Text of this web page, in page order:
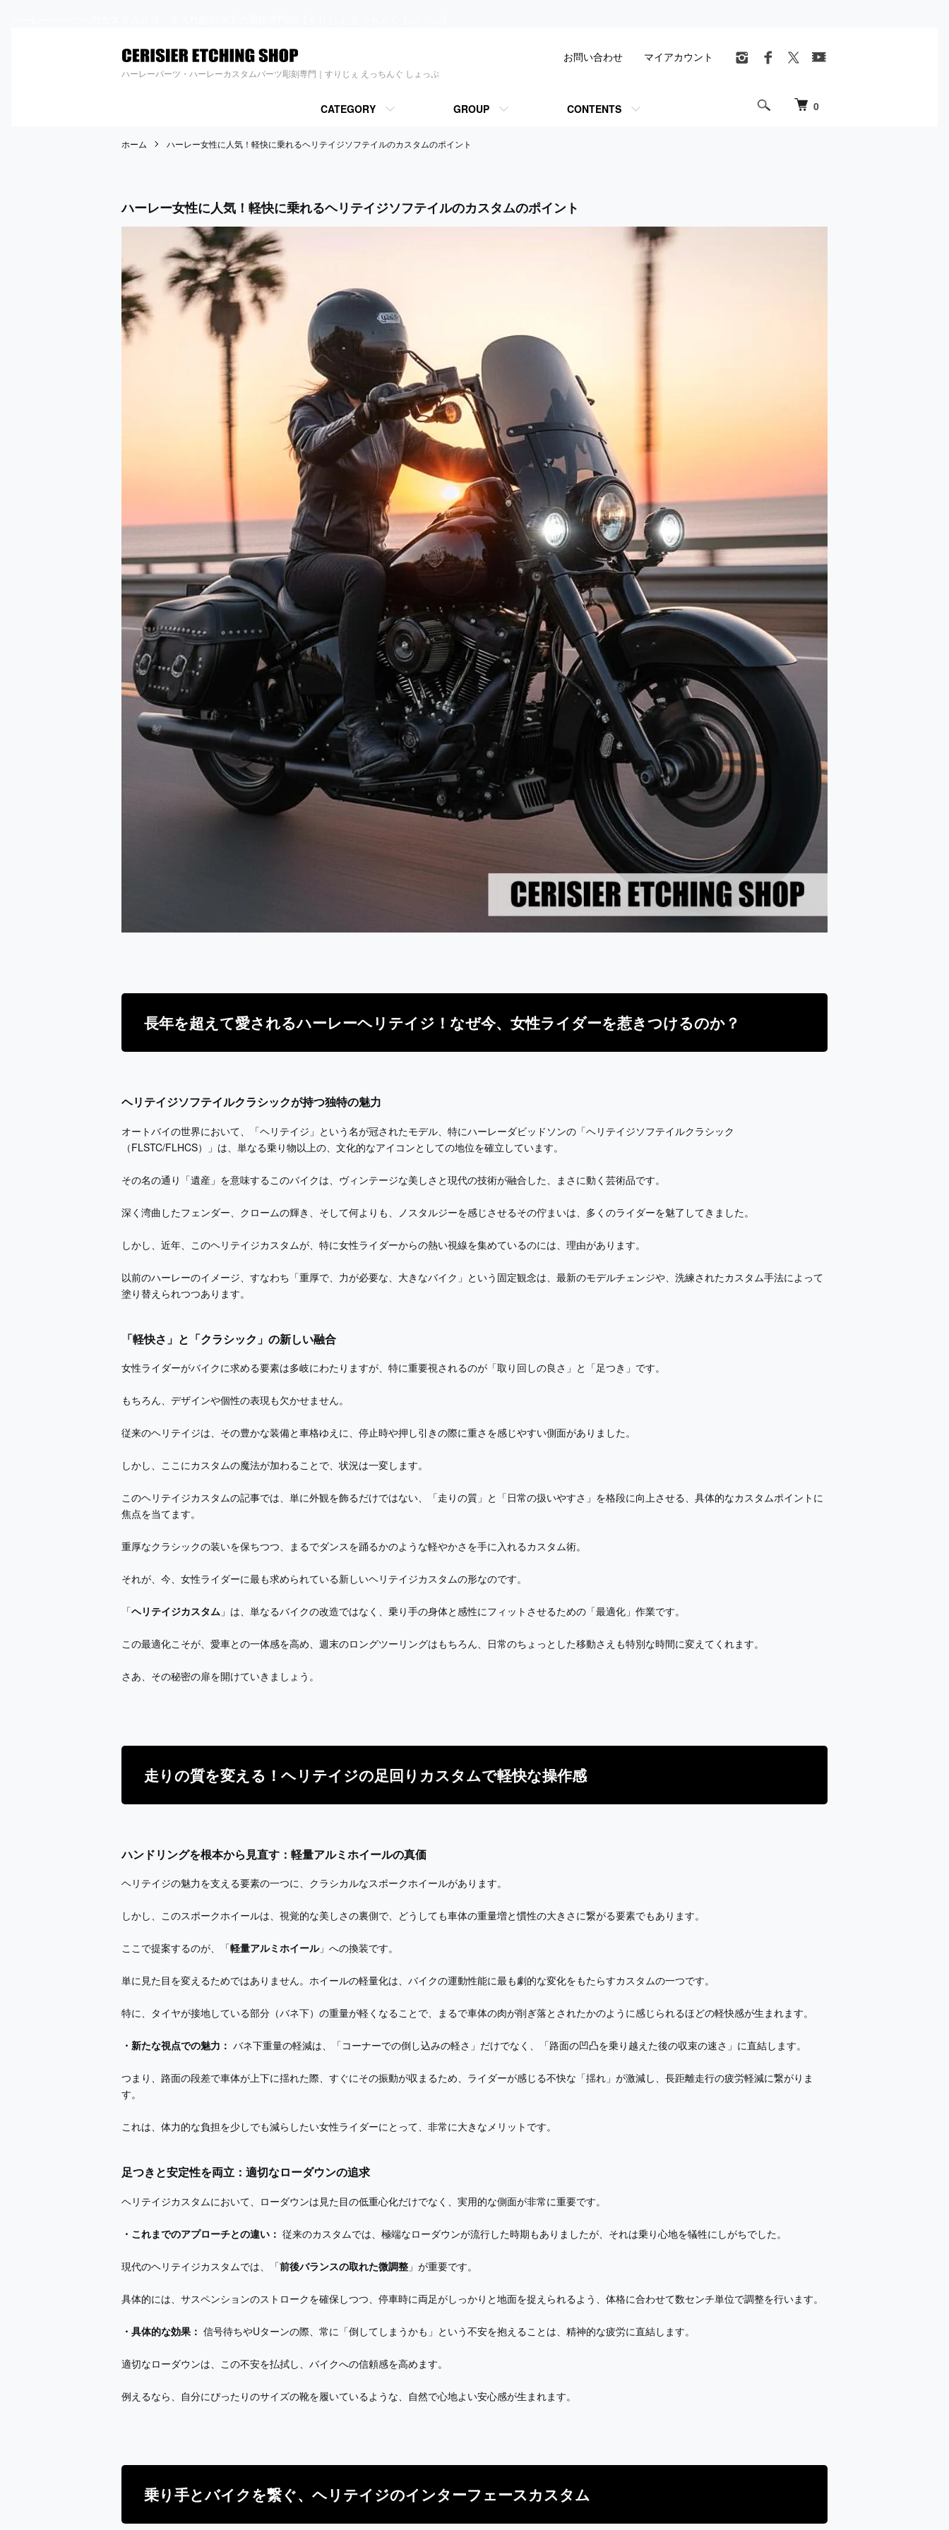
ハーレーパーツ・ハーレーカスタムパーツ彫刻専門｜すりじぇ えっちんぐ しょっぷ
0
CATEGORY GROUP CONTENTS
お問い合わせ マイアカウント
ホーム ハーレー女性に人気！軽快に乗れるヘリテイジソフテイルのカスタムのポイント
ハーレー女性に人気！軽快に乗れるヘリテイジソフテイルのカスタムのポイント
長年を超えて愛されるハーレーヘリテイジ！なぜ今、女性ライダーを惹きつけるのか？
ヘリテイジソフテイルクラシックが持つ独特の魅力
オートバイの世界において、「ヘリテイジ」という名が冠されたモデル、特にハーレーダビッドソンの「ヘリテイジソフテイルクラシック
（FLSTC/FLHCS）」は、単なる乗り物以上の、文化的なアイコンとしての地位を確立しています。
その名の通り「遺産」を意味するこのバイクは、ヴィンテージな美しさと現代の技術が融合した、まさに動く芸術品です。
深く湾曲したフェンダー、クロームの輝き、そして何よりも、ノスタルジーを感じさせるその佇まいは、多くのライダーを魅了してきました。
しかし、近年、このヘリテイジカスタムが、特に女性ライダーからの熱い視線を集めているのには、理由があります。
以前のハーレーのイメージ、すなわち「重厚で、力が必要な、大きなバイク」という固定観念は、最新のモデルチェンジや、洗練されたカスタム手法によって
塗り替えられつつあります。
「軽快さ」と「クラシック」の新しい融合
女性ライダーがバイクに求める要素は多岐にわたりますが、特に重要視されるのが「取り回しの良さ」と「足つき」です。
もちろん、デザインや個性の表現も欠かせません。
従来のヘリテイジは、その豊かな装備と車格ゆえに、停止時や押し引きの際に重さを感じやすい側面がありました。
しかし、ここにカスタムの魔法が加わることで、状況は一変します。
このヘリテイジカスタムの記事では、単に外観を飾るだけではない、「走りの質」と「日常の扱いやすさ」を格段に向上させる、具体的なカスタムポイントに
焦点を当てます。
重厚なクラシックの装いを保ちつつ、まるでダンスを踊るかのような軽やかさを手に入れるカスタム術。
それが、今、女性ライダーに最も求められている新しいヘリテイジカスタムの形なのです。
「ヘリテイジカスタム 」は、単なるバイクの改造ではなく、乗り手の身体と感性にフィットさせるための「最適化」作業です。
この最適化こそが、愛車との一体感を高め、週末のロングツーリングはもちろん、日常のちょっとした移動さえも特別な時間に変えてくれます。
さあ、その秘密の扉を開けていきましょう。
走りの質を変える！ヘリテイジの足回りカスタムで軽快な操作感
ハンドリングを根本から見直す：軽量アルミホイールの真価
ヘリテイジの魅力を支える要素の一つに、クラシカルなスポークホイールがあります。
しかし、このスポークホイールは、視覚的な美しさの裏側で、どうしても車体の重量増と慣性の大きさに繋がる要素でもあります。
ここで提案するのが、「軽量アルミホイール」への換装です。
単に見た目を変えるためではありません。ホイールの軽量化は、バイクの運動性能に最も劇的な変化をもたらすカスタムの一つです。
特に、タイヤが接地している部分（バネ下）の重量が軽くなることで、まるで車体の肉が削ぎ落とされたかのように感じられるほどの軽快感が生まれます。
・新たな視点での魅力： バネ下重量の軽減は、「コーナーでの倒し込みの軽さ」だけでなく、「路面の凹凸を乗り越えた後の収束の速さ」に直結します。
つまり、路面の段差で車体が上下に揺れた際、すぐにその振動が収まるため、ライダーが感じる不快な「揺れ」が激減し、長距離走行の疲労軽減に繋がりま
す。
これは、体力的な負担を少しでも減らしたい女性ライダーにとって、非常に大きなメリットです。
足つきと安定性を両立：適切なローダウンの追求
ヘリテイジカスタムにおいて、ローダウンは見た目の低重心化だけでなく、実用的な側面が非常に重要です。
・これまでのアプローチとの違い： 従来のカスタムでは、極端なローダウンが流行した時期もありましたが、それは乗り心地を犠牲にしがちでした。
現代のヘリテイジカスタムでは、「前後バランスの取れた微調整 」が重要です。
具体的には、サスペンションのストロークを確保しつつ、停車時に両足がしっかりと地面を捉えられるよう、体格に合わせて数センチ単位で調整を行います。
・具体的な効果： 信号待ちやUターンの際、常に「倒してしまうかも」という不安を抱えることは、精神的な疲労に直結します。
適切なローダウンは、この不安を払拭し、バイクへの信頼感を高めます。
例えるなら、自分にぴったりのサイズの靴を履いているような、自然で心地よい安心感が生まれます。
乗り手とバイクを繋ぐ、ヘリテイジのインターフェースカスタム